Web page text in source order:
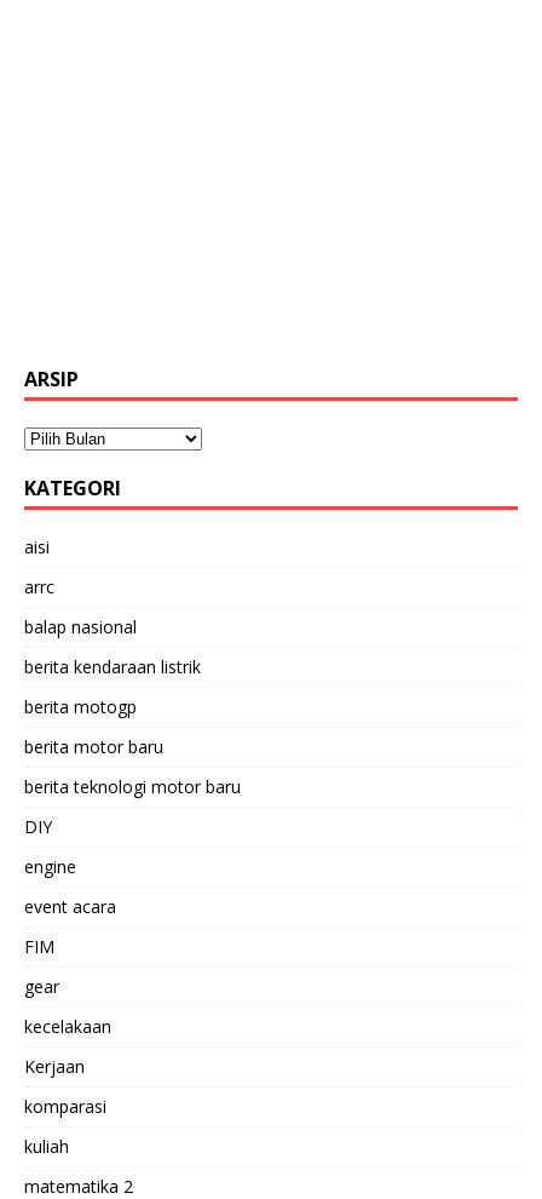
ARSIP
KATEGORI
aisi
arrc
balap nasional
berita kendaraan listrik
berita motogp
berita motor baru
berita teknologi motor baru
DIY
engine
event acara
FIM
gear
kecelakaan
Kerjaan
komparasi
kuliah
matematika 2